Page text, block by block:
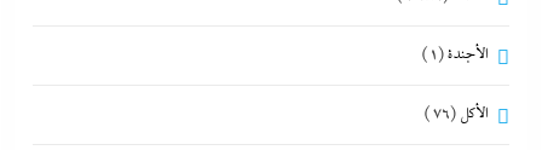
الأجندة(1)
الأكل (76)